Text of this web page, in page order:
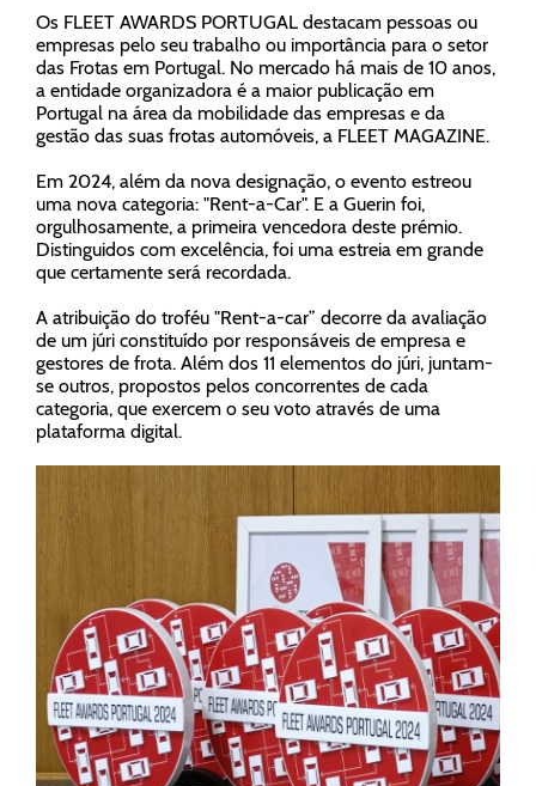
Os FLEET AWARDS PORTUGAL destacam pessoas ou
empresas pelo seu trabalho ou importância para o setor
das Frotas em Portugal. No mercado há mais de 10 anos,
a entidade organizadora é a maior publicação em
Portugal na área da mobilidade das empresas e da
gestão das suas frotas automóveis, a FLEET MAGAZINE.
Em 2024, além da nova designação, o evento estreou
uma nova categoria: "Rent-a-Car". E a Guerin foi,
orgulhosamente, a primeira vencedora deste prémio.
Distinguidos com excelência, foi uma estreia em grande
que certamente será recordada.
A atribuição do troféu "Rent-a-car” decorre da avaliação
de um júri constituído por responsáveis de empresa e
gestores de frota. Além dos 11 elementos do júri, juntam-
se outros, propostos pelos concorrentes de cada
categoria, que exercem o seu voto através de uma
plataforma digital.